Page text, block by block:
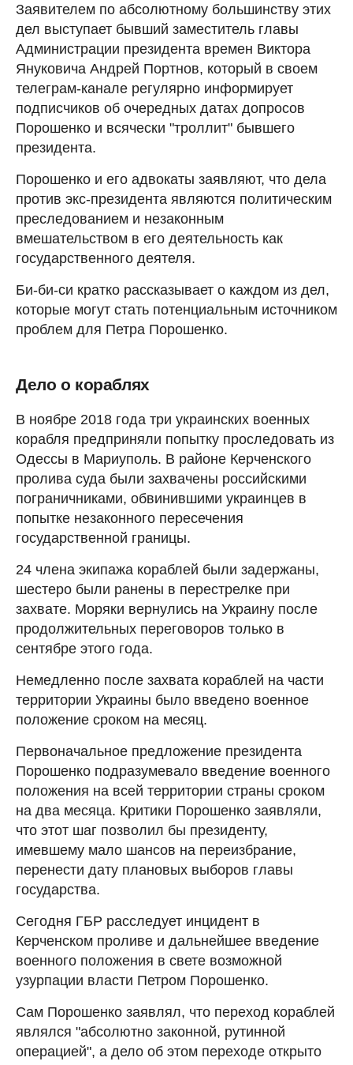
Заявителем по абсолютному большинству этих
дел выступает бывший заместитель главы
Администрации президента времен Виктора
Януковича Андрей Портнов, который в своем
телеграм-канале регулярно информирует
подписчиков об очередных датах допросов
Порошенко и всячески "троллит" бывшего
президента.
Порошенко и его адвокаты заявляют, что дела
против экс-президента являются политическим
преследованием и незаконным
вмешательством в его деятельность как
государственного деятеля.
Би-би-си кратко рассказывает о каждом из дел,
которые могут стать потенциальным источником
проблем для Петра Порошенко.
Дело о кораблях
В ноябре 2018 года три украинских военных
корабля предприняли попытку проследовать из
Одессы в Мариуполь. В районе Керченского
пролива суда были захвачены российскими
пограничниками, обвинившими украинцев в
попытке незаконного пересечения
государственной границы.
24 члена экипажа кораблей были задержаны,
шестеро были ранены в перестрелке при
захвате. Моряки вернулись на Украину после
продолжительных переговоров только в
сентябре этого года.
Немедленно после захвата кораблей на части
территории Украины было введено военное
положение сроком на месяц.
Первоначальное предложение президента
Порошенко подразумевало введение военного
положения на всей территории страны сроком
на два месяца. Критики Порошенко заявляли,
что этот шаг позволил бы президенту,
имевшему мало шансов на переизбрание,
перенести дату плановых выборов главы
государства.
Сегодня ГБР расследует инцидент в
Керченском проливе и дальнейшее введение
военного положения в свете возможной
узурпации власти Петром Порошенко.
Сам Порошенко заявлял, что переход кораблей
являлся "абсолютно законной, рутинной
операцией", а дело об этом переходе открыто